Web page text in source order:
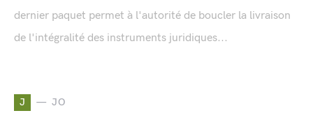
dernier paquet permet à l'autorité de boucler la livraison
de l'intégralité des instruments juridiques...
J JO